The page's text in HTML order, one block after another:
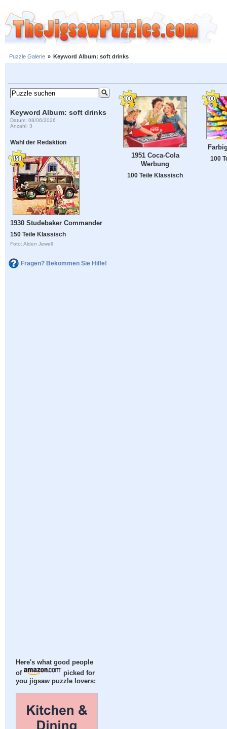
Puzzle Galerie » Keyword Album: soft drinks
Keyword Album: soft drinks
Datum: 08/06/2026
Anzahl: 3
Wahl der Redaktion
1930 Studebaker Commander
150 Teile Klassisch
Foto: Alden Jewell
Fragen? Bekommen Sie Hilfe!
Here's what good people
of
picked for
you jigsaw puzzle lovers:
1951 Coca-Cola
Werbung
100 Teile Klassisch
100